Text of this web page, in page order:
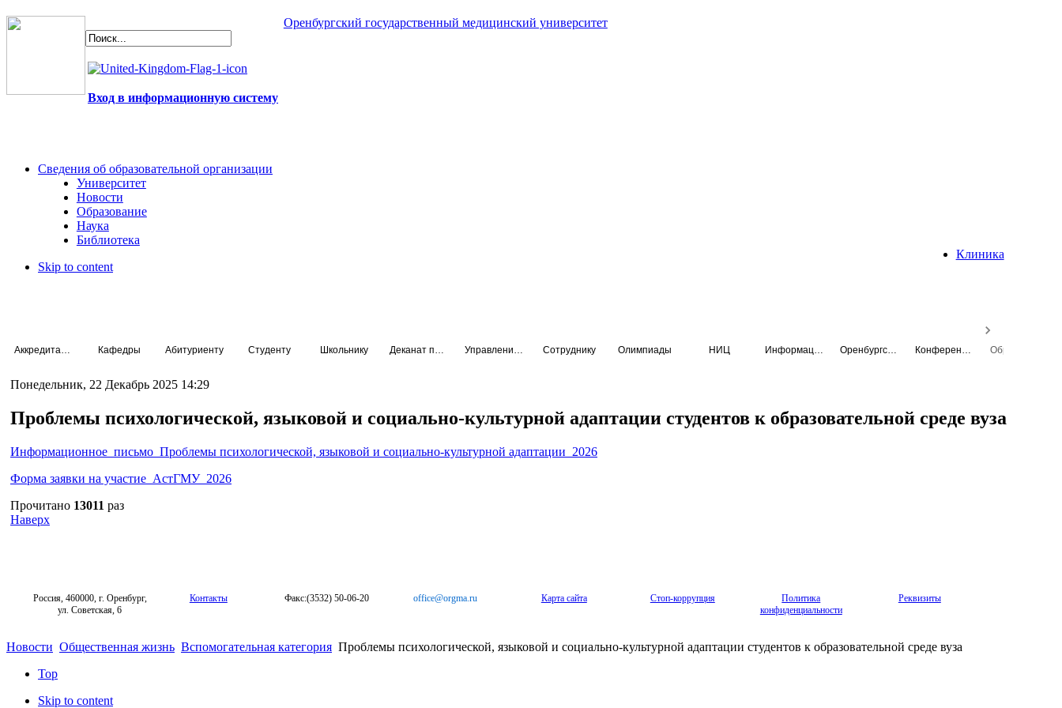
Оренбургский государственный медицинский университет
Вход в информационную систему
Сведения об образовательной организации
Университет
Новости
Образование
Наука
Библиотека
Клиника
Skip to content
Кафедры Абитуриенту Студенту Школьнику Сотруднику Олимпиады НИЦ
Понедельник, 22 Декабрь 2025 14:29
Проблемы психологической, языковой и социально-культурной адаптации студентов к образовательной среде вуза
Информационное_письмо_Проблемы психологической, языковой и социально-культурной адаптации_2026
Форма заявки на участие_АстГМУ_2026
Прочитано 13011 раз
Наверх
Россия, 460000, г. Оренбург,
ул. Советская, 6
Контакты Факс:(3532) 50-06-20 office@orgma.ru Карта сайта Стоп-коррупция
Политика
конфиденциальности
Реквизиты
Новости Общественная жизнь Вспомогательная категория Проблемы психологической, языковой и социально-культурной адаптации студентов к образовательной среде вуза
Top
Skip to content